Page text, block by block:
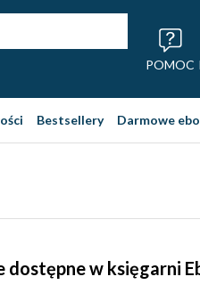
POMOC
Bestsellery Darmowe
dostępne w księgarni